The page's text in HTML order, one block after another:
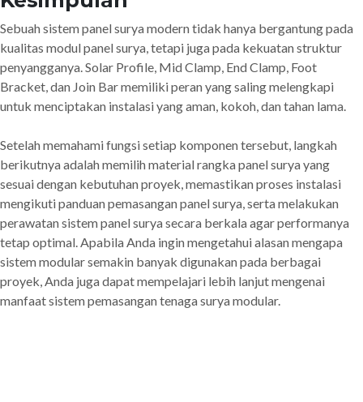
Sebuah sistem panel surya modern tidak hanya bergantung pada
kualitas modul panel surya, tetapi juga pada kekuatan struktur
penyangganya. Solar Profile, Mid Clamp, End Clamp, Foot
Bracket, dan Join Bar memiliki peran yang saling melengkapi
untuk menciptakan instalasi yang aman, kokoh, dan tahan lama.
Setelah memahami fungsi setiap komponen tersebut, langkah
berikutnya adalah memilih material rangka panel surya yang
sesuai dengan kebutuhan proyek, memastikan proses instalasi
mengikuti panduan pemasangan panel surya, serta melakukan
perawatan sistem panel surya secara berkala agar performanya
tetap optimal. Apabila Anda ingin mengetahui alasan mengapa
sistem modular semakin banyak digunakan pada berbagai
proyek, Anda juga dapat mempelajari lebih lanjut mengenai
manfaat sistem pemasangan tenaga surya modular.